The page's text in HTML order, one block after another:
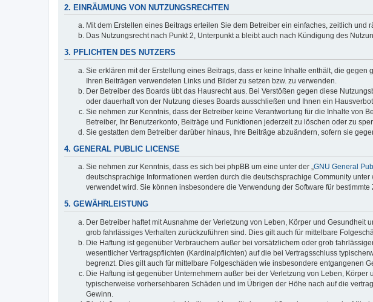
2. EINRÄUMUNG VON NUTZUNGSRECHTEN
Mit dem Erstellen eines Beitrags erteilen Sie dem Betreiber ein einfaches, zeitlich
Das Nutzungsrecht nach Punkt 2, Unterpunkt a bleibt auch nach Kündigung des
3. PFLICHTEN DES NUTZERS
Sie erklären mit der Erstellung eines Beitrags, dass er keine Inhalte enthält, die
Ihren Beiträgen verwendeten Links und Bilder zu setzen bzw. zu verwenden.
Der Betreiber des Boards übt das Hausrecht aus. Bei Verstößen gegen diese
oder dauerhaft von der Nutzung dieses Boards ausschließen und Ihnen ein Hausverbot
Sie nehmen zur Kenntnis, dass der Betreiber keine Verantwortung für die Inhalte von
Betreiber, Ihr Benutzerkonto, Beiträge und Funktionen jederzeit zu löschen oder zu
Sie gestatten dem Betreiber darüber hinaus, Ihre Beiträge abzuändern, sofern sie
4. GENERAL PUBLIC LICENSE
Sie nehmen zur Kenntnis, dass es sich bei phpBB um eine unter der „GNU General
deutschsprachige Informationen werden durch die deutschsprachige Community
verwendet wird. Sie können insbesondere die Verwendung der Software für
5. GEWÄHRLEISTUNG
Der Betreiber haftet mit Ausnahme der Verletzung von Leben, Körper und
grob fahrlässiges Verhalten zurückzuführen sind. Dies gilt auch für mittelbare
Die Haftung ist gegenüber Verbrauchern außer bei vorsätzlichem oder grob
wesentlicher Vertragspflichten (Kardinalpflichten) auf die bei Vertragsschluss
begrenzt. Dies gilt auch für mittelbare Folgeschäden wie insbesondere entgangenen
Die Haftung ist gegenüber Unternehmern außer bei der Verletzung von Leben,
typischerweise vorhersehbaren Schäden und im Übrigen der Höhe nach auf die
Gewinn.